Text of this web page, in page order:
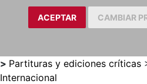
ACEPTAR CAMBIAR
> Partituras y ediciones críticas
Internacional